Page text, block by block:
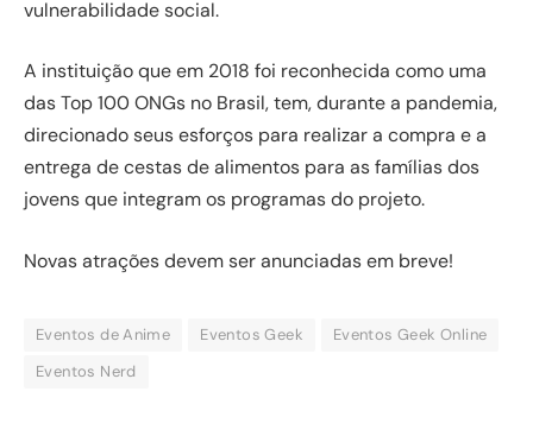
vulnerabilidade social.
A instituição que em 2018 foi reconhecida como uma
das Top 100 ONGs no Brasil, tem, durante a pandemia,
direcionado seus esforços para realizar a compra e a
entrega de cestas de alimentos para as famílias dos
jovens que integram os programas do projeto.
Novas atrações devem ser anunciadas em breve!
Eventos de Anime Eventos Geek
Eventos Geek Online
Eventos Nerd